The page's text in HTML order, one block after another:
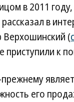
в 2011
рассказал в
(
приступили к
его